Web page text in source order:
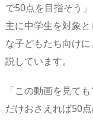
で50点を目指そう」
主に中学生を対象
な子どもたち向け
説しています。
「この動画を見て
だけおさえれば50